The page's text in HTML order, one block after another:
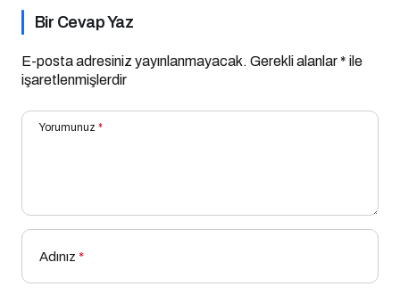
Bir Cevap Yaz
E-posta adresiniz yayınlanmayacak. Gerekli alanlar* ile
işaretlenmişlerdir
Yorumunuz *
Adınız *